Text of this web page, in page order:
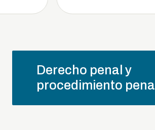
Derecho penal y
procedimiento penal